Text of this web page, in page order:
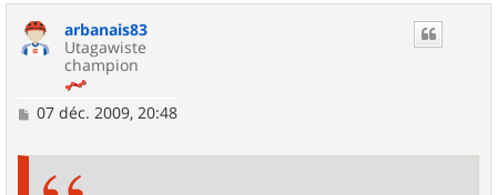
arbanais83
Utagawiste
champion
M
07 déc. 2009, 20:48